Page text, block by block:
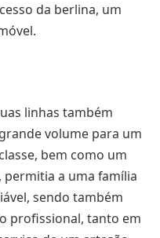
da berlina, um
linhas também
volume para um
bem como um
permitia a uma família
sendo também
profissional, tanto em